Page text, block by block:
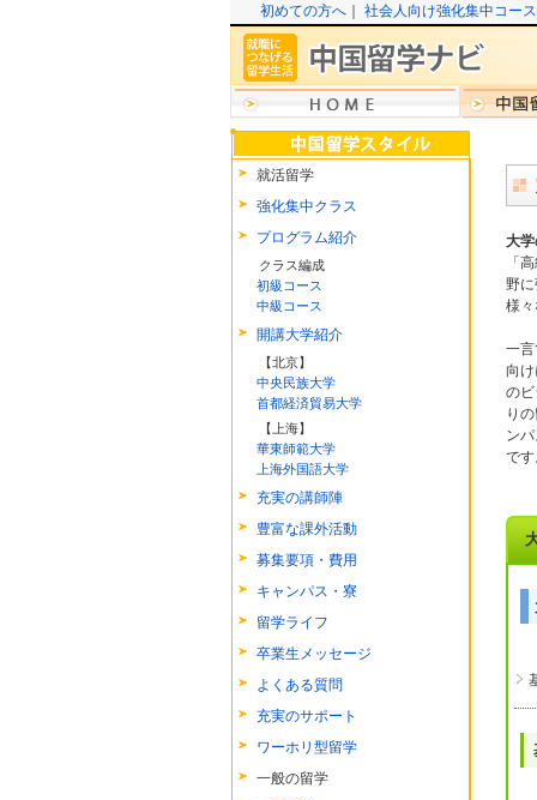
初めての方へ 社会人向け強化集中コー
就活留学
強化集中クラス
プログラム紹介
クラス編成
初級コース
中級コース
開講大学紹介
【北京】
中央民族大学
首都経済貿易大学
【上海】
華東師範大学
上海外国語大学
充実の講師陣
豊富な課外活動
募集要項・費用
キャンパス・寮
留学ライフ
卒業生メッセージ
よくある質問
充実のサポート
ワーホリ型留学
一般の留学
大
「
野
様々
一
向
の
り
ン
です